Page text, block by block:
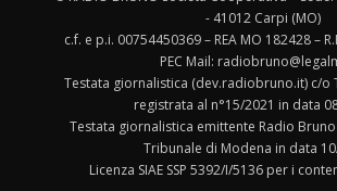
- 41012 Carpi (MO)
c.f. e p.i. 00754450369 – REA MO 182428 –
PEC Mail:
Testata giornalistica (dev.radiobruno.it) c/o
registrata al n°15/2021 in data
Testata giornalistica emittente Radio
Tribunale di Modena in data
Licenza SIAE SSP 5392/I/5136 per i